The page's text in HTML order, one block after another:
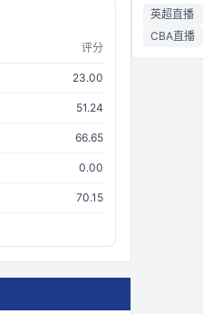
评分
23.00
51.24
66.65
0.00
70.15
英超直播
CBA直播